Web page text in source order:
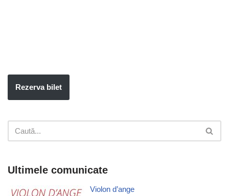
Rezerva bilet
Ultimele comunicate
Violon d’ange